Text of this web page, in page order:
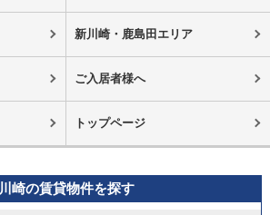
新川崎・鹿島田エリア
ご入居者様へ
トップページ
川崎の賃貸物件を探す